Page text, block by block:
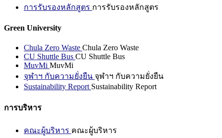
การรับรองหลักสูตร การรับรองหลักสูตร
Green University
Chula Zero Waste Chula Zero Waste
CU Shuttle Bus CU Shuttle Bus
MuvMi MuvMi
จุฬาฯ กับความยั่งยืน จุฬาฯ กับความยั่งยืน
Sustainability Report Sustainability Report
การบริหาร
คณะผู้บริหาร คณะผู้บริหาร